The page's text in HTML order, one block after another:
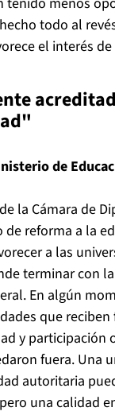
todo al
el interés
de
la Cámara de
reforma a la
a las
terminar con
En algún
que
y participación
fuera. Una
autoritaria
una calidad